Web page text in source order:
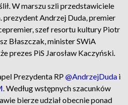
W marszu szli przedstawiciele
prezydent Andrzej Duda, premier
szef resortu kultury Piotr
Błaszczak, minister SWiA
prezes PiS Jarosław Kaczyński.
Prezydenta RP @AndrzejDuda i
. Według wstępnych szacunków
bierze udział obecnie ponad